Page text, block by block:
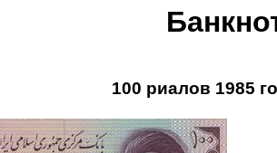
100 риалов 1985